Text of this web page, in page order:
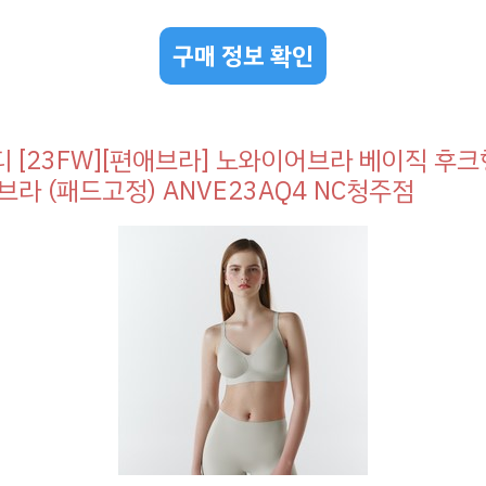
구매 정보 확인
[23FW][편애브라] 노와이어브라 베이직 후
라 (패드고정) ANVE23AQ4 NC청주점